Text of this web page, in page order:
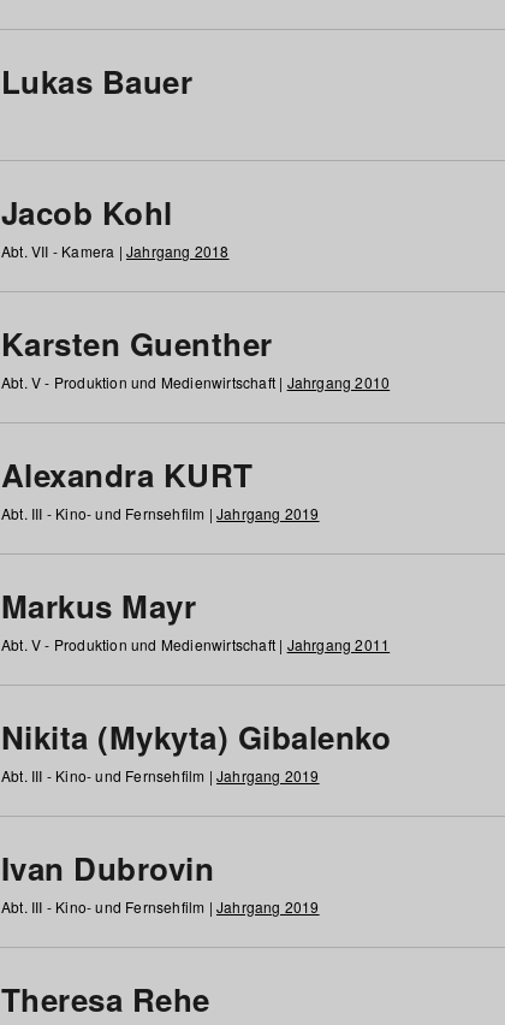
Lukas Bauer
Jacob Kohl
Abt. VII - Kamera | Jahrgang 2018
Karsten Guenther
Abt. V - Produktion und Medienwirtschaft | Jahrgang 2010
Alexandra KURT
Abt. III - Kino- und Fernsehfilm | Jahrgang 2019
Markus Mayr
Abt. V - Produktion und Medienwirtschaft | Jahrgang 2011
Nikita (Mykyta) Gibalenko
Abt. III - Kino- und Fernsehfilm | Jahrgang 2019
Ivan Dubrovin
Abt. III - Kino- und Fernsehfilm | Jahrgang 2019
Theresa Rehe